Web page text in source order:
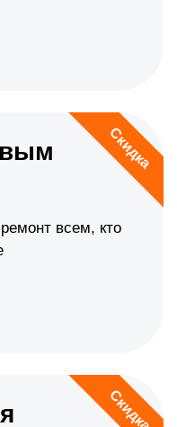
Скидка
всем, кто
Скидка